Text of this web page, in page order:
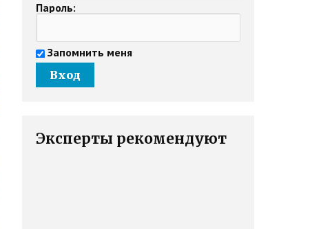
Пароль:
Запомнить меня
Эксперты рекомендуют